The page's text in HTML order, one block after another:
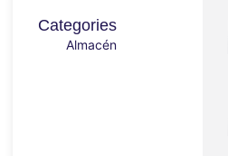
Categories
Almacén